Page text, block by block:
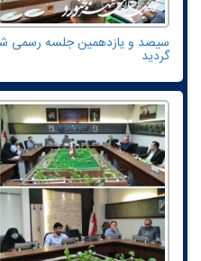
سیصد و یازدهمین جلسه رسمی
گردید